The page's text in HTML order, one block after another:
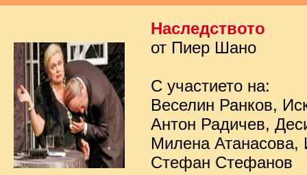
Наследството
от Пиер Шано
С участието на:
Веселин Ранков,
Антон Радичев,
Милена Атанасова,
Стефан Стефанов